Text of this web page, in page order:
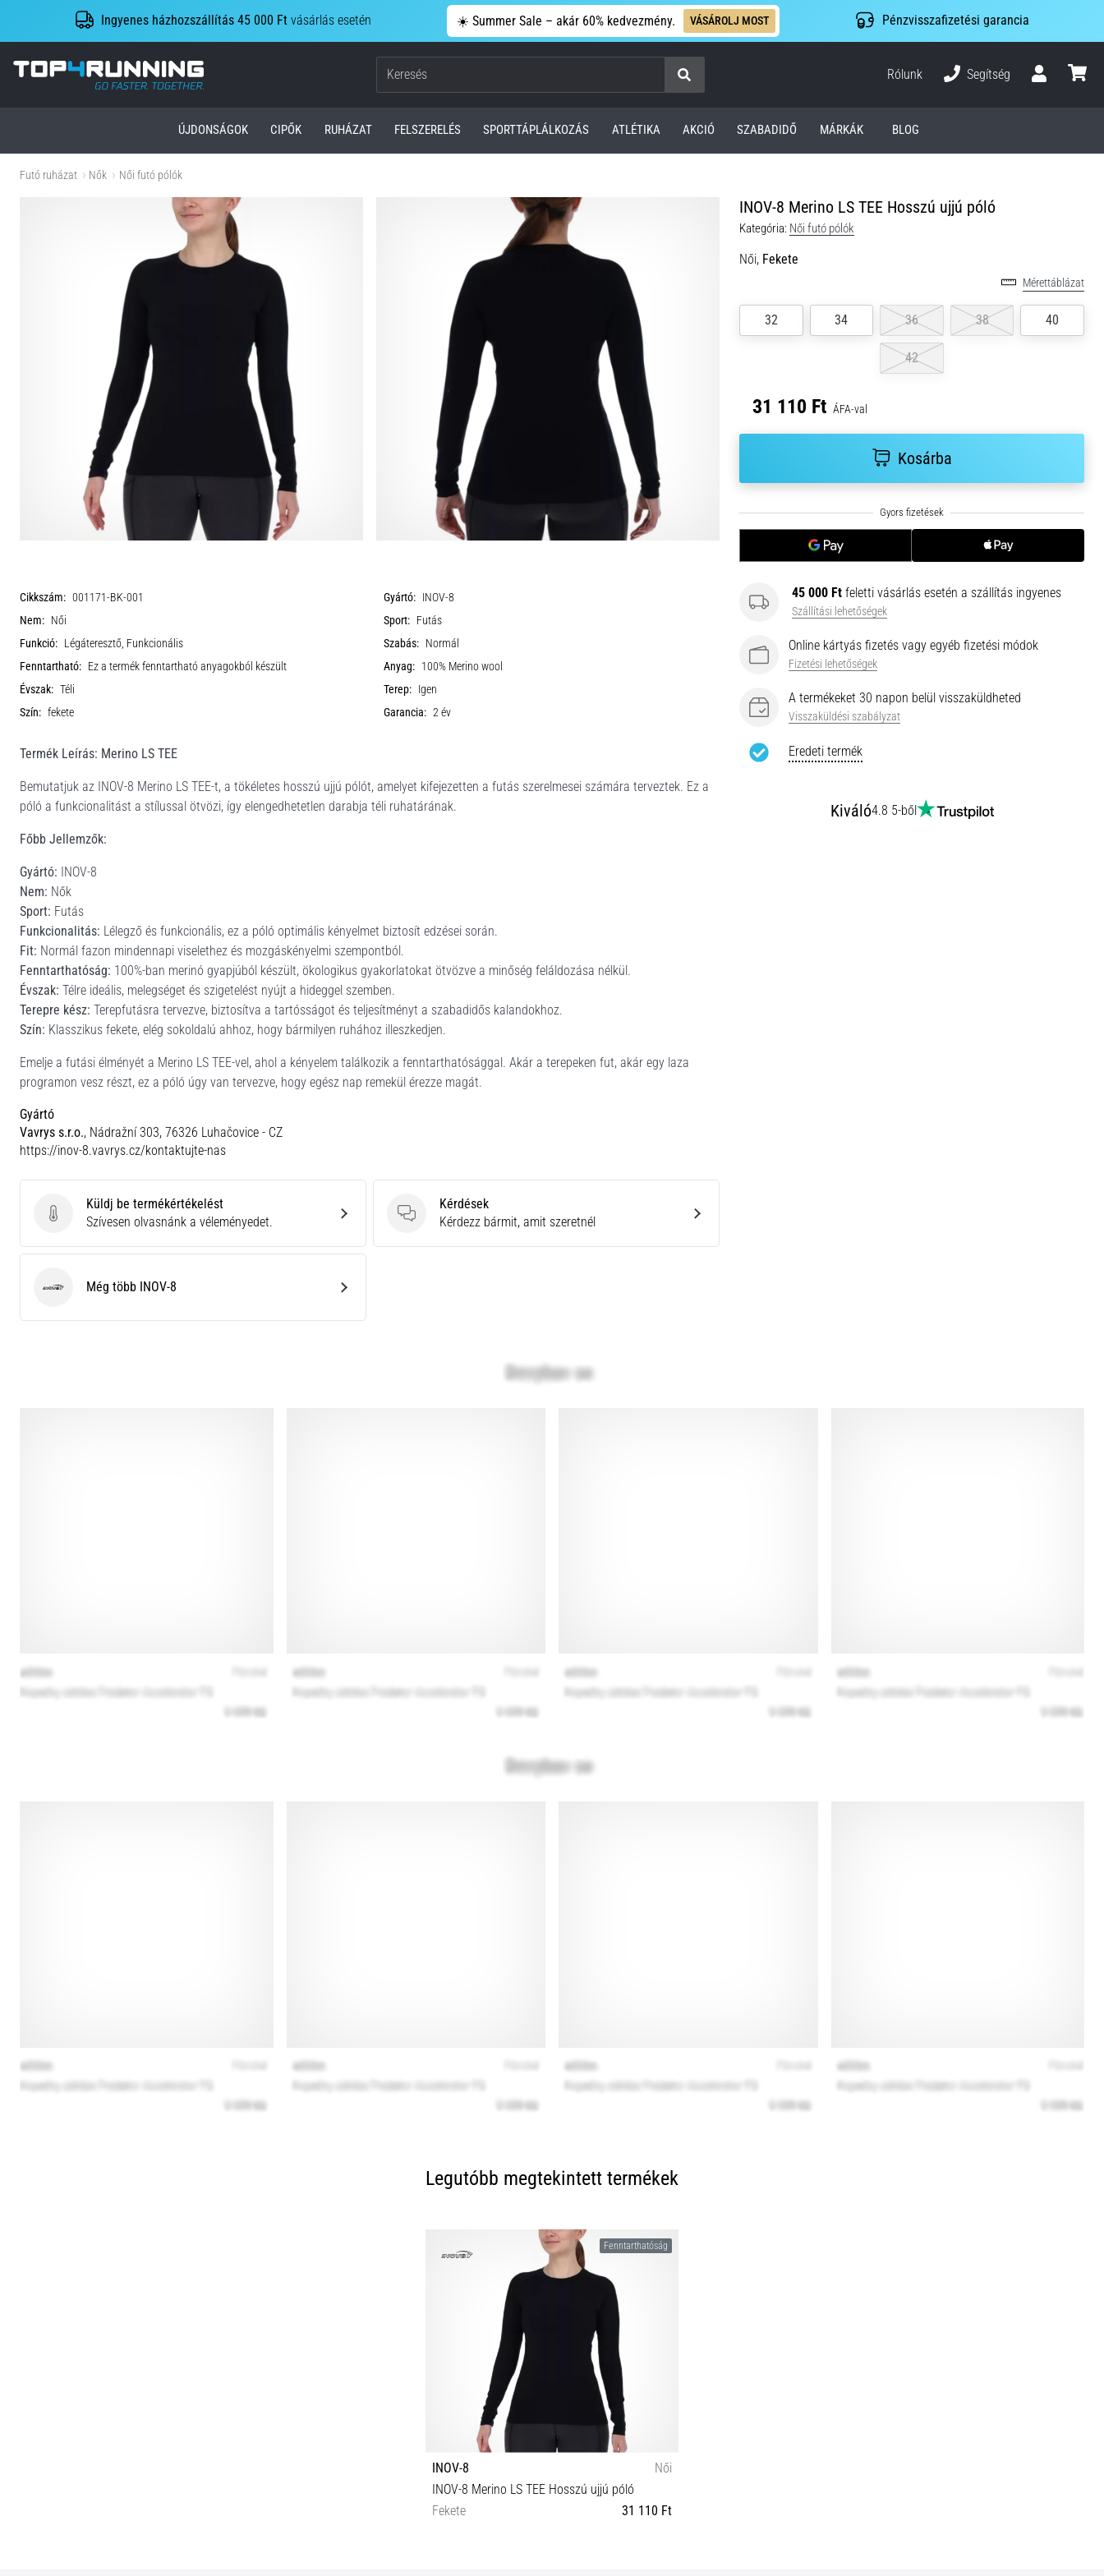
Ingyenes házhozszállítás 45 000 Ft vásárlás esetén ☀️ Summer Sale – akár 60% kedvezmény. VÁSÁROLJ MOST Pénzvisszafizetési garancia
Top4Running.hu
Keresés
Rólunk
Segítség
ÚJDONSÁGOK CIPŐK RUHÁZAT FELSZERELÉS SPORTTÁPLÁLKOZÁS ATLÉTIKA AKCIÓ SZABADIDŐ MÁRKÁK BLOG
Futó ruházat Nők Női futó pólók
INOV-8 Merino LS TEE Hosszú ujjú póló
Kategória: Női futó pólók
Női, Fekete
Mérettáblázat
32 34 36 38 40
42
31 110 Ft ÁFA-val
Kosárba
45 000 Ft feletti vásárlás esetén a szállítás ingyenes
Szállítási lehetőségek
Online kártyás fizetés vagy egyéb fizetési módok
Fizetési lehetőségek
A termékeket 30 napon belül visszaküldheted
Visszaküldési szabályzat
Eredeti termék
Kiváló4.8 5-ből
Cikkszám: 001171-BK-001 Gyártó: INOV-8
Nem: Női Sport: Futás
Funkció: Légáteresztő, Funkcionális Szabás: Normál
Fenntartható: Ez a termék fenntartható anyagokból készült Anyag: 100% Merino wool
Évszak: Téli Terep: Igen
Szín: fekete Garancia: 2 év
Termék Leírás: Merino LS TEE
Bemutatjuk az INOV-8 Merino LS TEE-t, a tökéletes hosszú ujjú pólót, amelyet kifejezetten a futás szerelmesei számára terveztek. Ez a
póló a funkcionalitást a stílussal ötvözi, így elengedhetetlen darabja téli ruhatárának.
Főbb Jellemzők:
Gyártó: INOV-8
Nem: Nők
Sport: Futás
Funkcionalitás: Lélegző és funkcionális, ez a póló optimális kényelmet biztosít edzései során.
Fit: Normál fazon mindennapi viselethez és mozgáskényelmi szempontból.
Fenntarthatóság: 100%-ban merinó gyapjúból készült, ökologikus gyakorlatokat ötvözve a minőség feláldozása nélkül.
Évszak: Télre ideális, melegséget és szigetelést nyújt a hideggel szemben.
Terepre kész: Terepfutásra tervezve, biztosítva a tartósságot és teljesítményt a szabadidős kalandokhoz.
Szín: Klasszikus fekete, elég sokoldalú ahhoz, hogy bármilyen ruhához illeszkedjen.
Emelje a futási élményét a Merino LS TEE-vel, ahol a kényelem találkozik a fenntarthatósággal. Akár a terepeken fut, akár egy laza
programon vesz részt, ez a póló úgy van tervezve, hogy egész nap remekül érezze magát.
Gyártó
Vavrys s.r.o., Nádražní 303, 76326 Luhačovice - CZ
https://inov-8.vavrys.cz/kontaktujte-nas
Küldj be termékértékelést
Küldj be termékértékelést
Szívesen olvasnánk a véleményedet.
Kérdések
Kérdések
Kérdezz bármit, amit szeretnél
INOV-8Még több INOV-8
Legutóbb megtekintett termékek
Fenntarthatóság
INOV-8
Női
INOV-8 Merino LS TEE Hosszú ujjú póló
Fekete
31 110 Ft